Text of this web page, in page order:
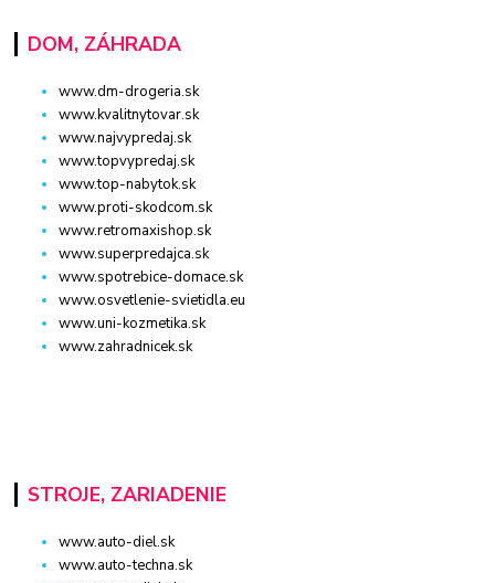
DOM, ZÁHRADA
www.dm-drogeria.sk
www.kvalitnytovar.sk
www.najvypredaj.sk
www.topvypredaj.sk
www.top-nabytok.sk
www.proti-skodcom.sk
www.retromaxishop.sk
www.superpredajca.sk
www.spotrebice-domace.sk
www.osvetlenie-svietidla.eu
www.uni-kozmetika.sk
www.zahradnicek.sk
STROJE, ZARIADENIE
www.auto-diel.sk
www.auto-techna.sk